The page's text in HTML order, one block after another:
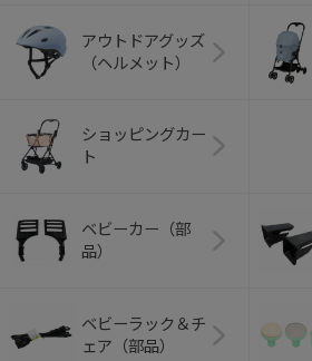
アウトドアグッズ
（ヘルメット）
ショッピングカー
ト
ベビーカー（部
品）
ベビーラック＆チ
ェア（部品）